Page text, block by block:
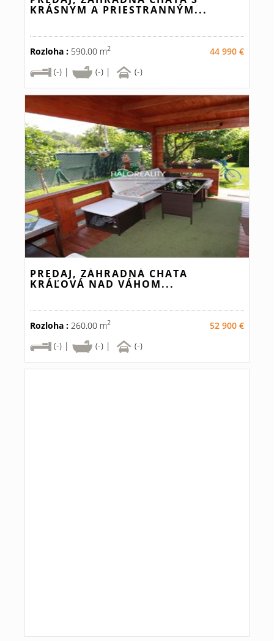
KRÁSNYM A PRIESTRANNÝM...
Rozloha : 590.00 m2
44 990 €
(-) |
(-) | (-)
PREDAJ, ZÁHRADNÁ CHATA
KRÁĽOVÁ NAD VÁHOM...
Rozloha : 260.00 m2
52 900 €
(-) |
(-) | (-)